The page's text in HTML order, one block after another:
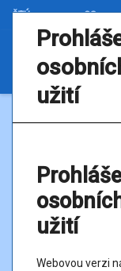
ČTÚ CS
měření uplatnit
užití
užití
Webovou verzi